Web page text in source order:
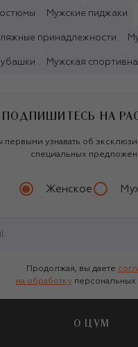
Мужские пиджаки
принадлежности
Мужская
ПОДПИШИТЕСЬ НА
первыми узнавать об
специальных
Женское
Продолжая, вы даете
на обработку персональных
О ЦУМ